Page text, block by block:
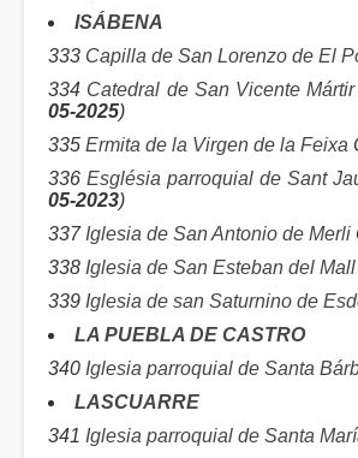
ISÁBENA
333 Capilla de San Lorenzo de El
334 Catedral de San Vicente
05-2025)
335 Ermita de la Virgen de la Feixa
336 Església parroquial de Sant
05-2023)
337 Iglesia de San Antonio de Merli
338 Iglesia de San Esteban del Mall
339 Iglesia de san Saturnino de
LA PUEBLA DE CASTRO
340 Iglesia parroquial de Santa
LASCUARRE
341 Iglesia parroquial de Santa